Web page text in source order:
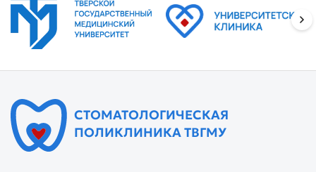
СТОМАТОЛОГИЧЕСКАЯ
ПОЛИКЛИНИКА ТВГМУ